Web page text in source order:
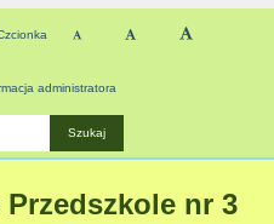
administratora
nr 3